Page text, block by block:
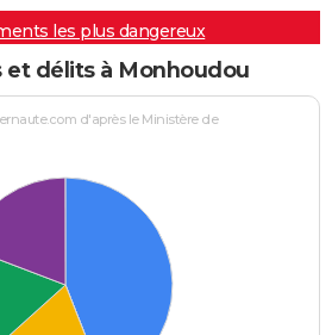
les plus dangereux
et délits à Monhoudou
d'après le Ministère de